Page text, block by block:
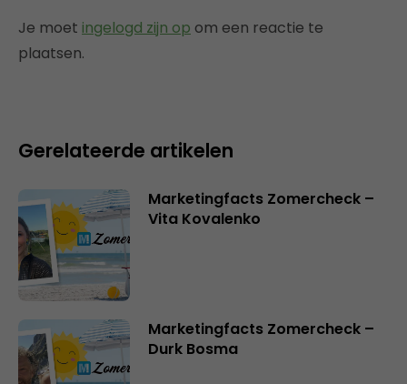
Je moet ingelogd zijn op om een reactie te
plaatsen.
Gerelateerde artikelen
Marketingfacts Zomercheck –
Vita Kovalenko
Marketingfacts Zomercheck –
Durk Bosma